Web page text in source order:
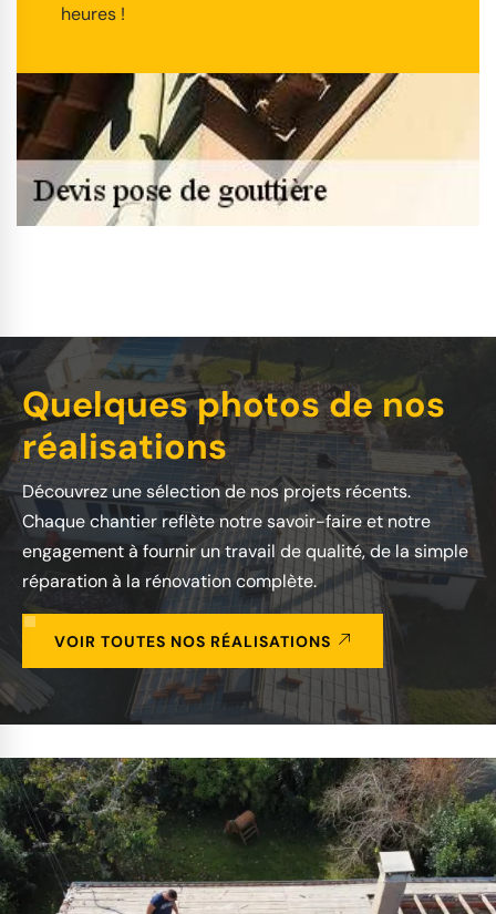
heures !
Quelques photos de nos
réalisations
Découvrez une sélection de nos projets récents.
Chaque chantier reflète notre savoir-faire et notre
engagement à fournir un travail de qualité, de la simple
réparation à la rénovation complète.
VOIR TOUTES NOS RÉALISATIONS